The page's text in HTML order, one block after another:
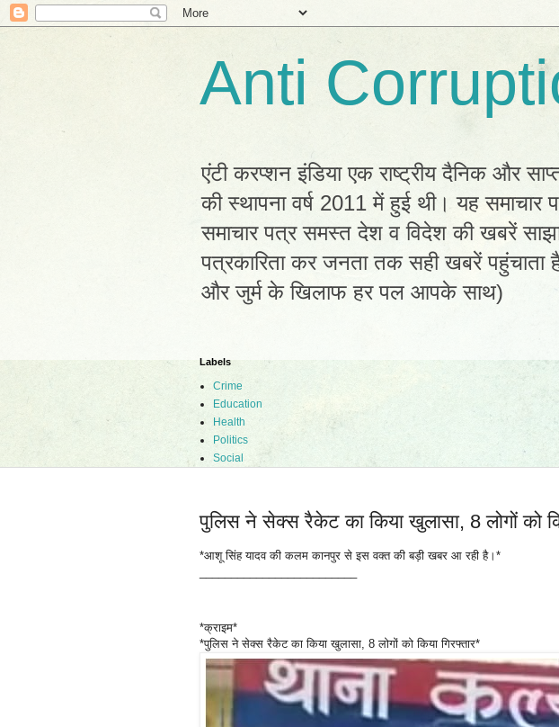
Anti
एंटी करप्शन इंडिया एक राष्ट्रीय दैनिक और
की स्थापना वर्ष 2011 में हुई थी। यह
समाचार पत्र समस्त देश व विदेश की खबरें साझा
पत्रकारिता कर जनता तक सही खबरें पहुंचाता
और जुर्म के खिलाफ हर पल आपके साथ)
Labels
Crime
Education
Health
Politics
Social
पुलिस ने सेक्स रैकेट का किया खुलासा, 8 लोगों को
*आशू सिंह यादव की कलम कानपुर से इस वक्त की बड़ी खबर आ रही है।*
*क्राइम*
*पुलिस ने सेक्स रैकेट का किया खुलासा, 8 लोगों को किया गिरफ्तार*